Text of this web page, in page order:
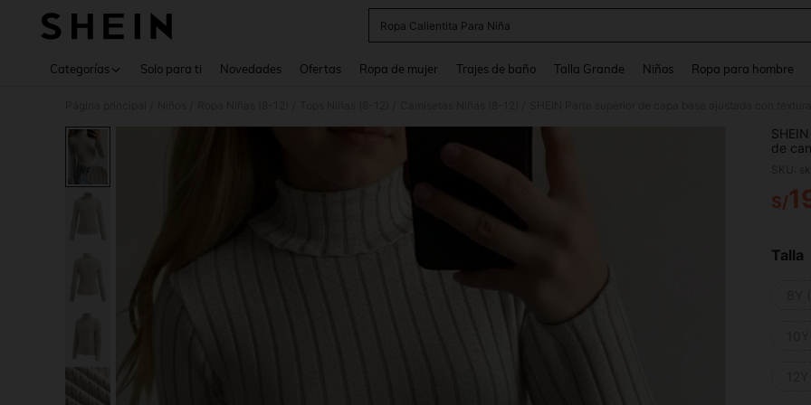
Ropa Calientita Para Niña
Categorías Solo para ti Novedades Ofertas Ropa de mujer Trajes de baño Talla Grande Niños Ropa para hombre
de
larga
S/
Talla